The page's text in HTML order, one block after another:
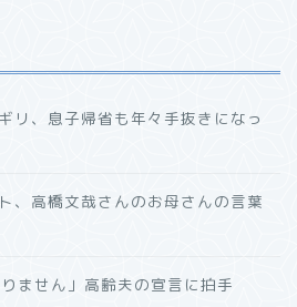
リ、息子帰省も年々手抜きになっ
、高橋文哉さんのお母さんの言葉
ません」高齢夫の宣言に拍手